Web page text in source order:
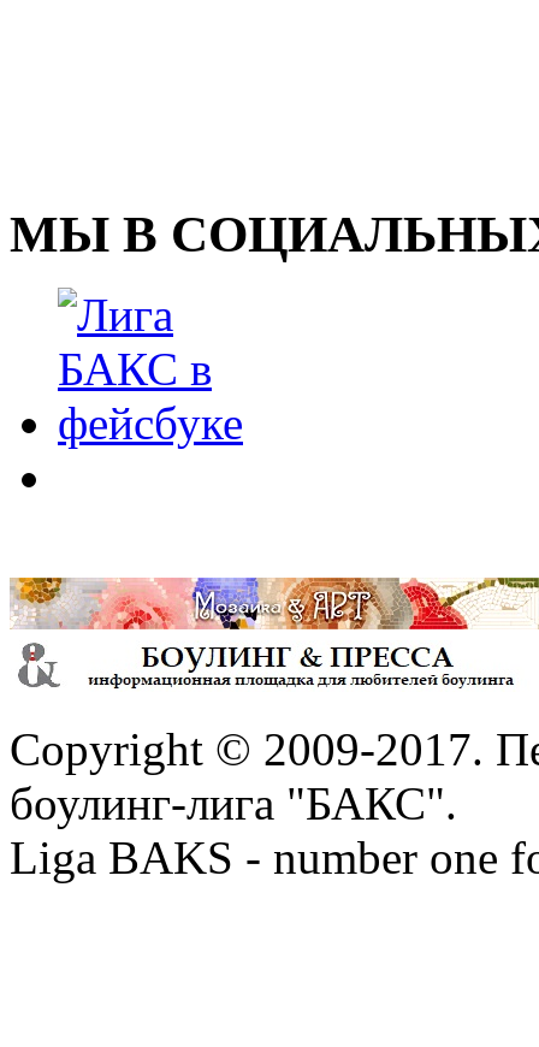
МЫ В
Copyright © 2009-2017.
боулинг-лига "БАКС".
Liga BAKS - number one